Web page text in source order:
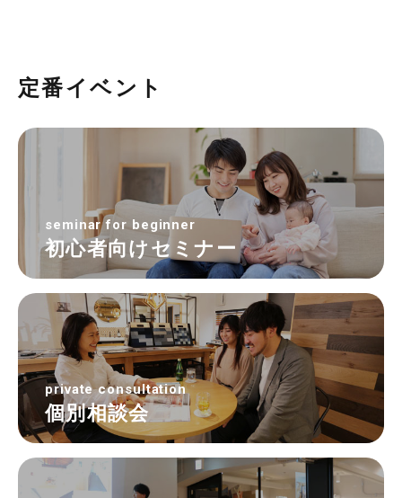
定番イベント
seminar for beginner
初心者向けセミナー
private consultation
個別相談会